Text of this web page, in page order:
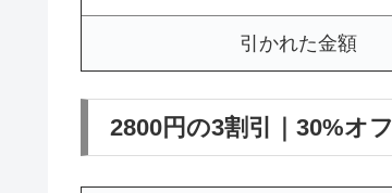
引かれた金額
2800円の3割引｜30%オフ